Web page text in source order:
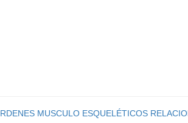
MUSCULO ESQUELÉTICOS